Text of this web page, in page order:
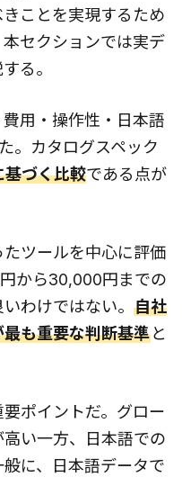
ことを実現するため
セクションでは実デ
る。
用・操作性・日本語
。カタログスペック
基づく比較である点が
ツールを中心に評価
から30,000円までの
わけではない。 自社
も重要な判断基準と
ポイントだ。グロー
い一方、日本語での
に、日本語データで